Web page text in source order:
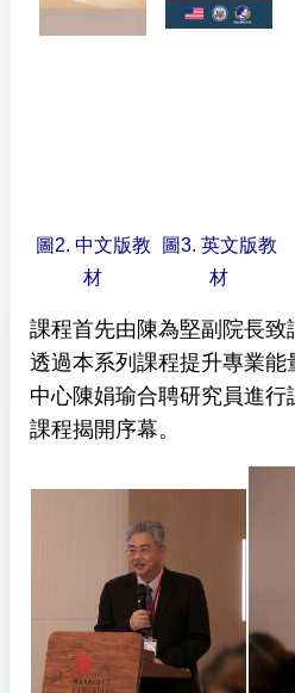
圖2. 中文版教
材
圖3. 英文版教
材
課程首先由陳為堅副院長致
透過本系列課程提升專業能
中心陳娟瑜合聘研究員進
課程揭開序幕。